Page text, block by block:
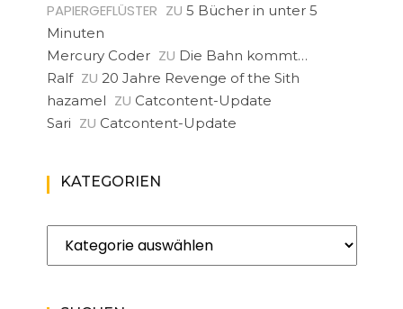
PAPIERGEFLÜSTER ZU 5 Bücher in unter 5
Minuten
Mercury Coder ZU Die Bahn kommt…
Ralf ZU 20 Jahre Revenge of the Sith
hazamel ZU Catcontent-Update
Sari ZU Catcontent-Update
KATEGORIEN
Kategorien